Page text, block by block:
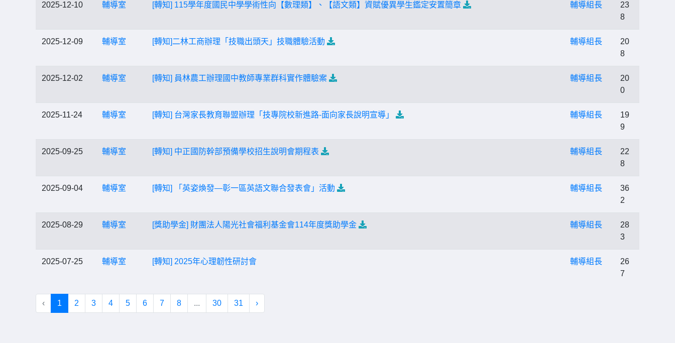
2025-12-10 輔導室 [轉知] 115學年度國民中學學術性向【數理類】、【語文類】資賦優異學生鑑定安置簡章 輔導組長
23
8
2025-12-09 輔導室 [轉知]二林工商辦理「技職出頭天」技職體驗活動 輔導組長
20
8
2025-12-02 輔導室 [轉知] 員林農工辦理國中教師專業群科實作體驗案 輔導組長
20
0
2025-11-24 輔導室 [轉知] 台灣家長教育聯盟辦理「技專院校新進路-面向家長說明宣導」 輔導組長
19
9
2025-09-25 輔導室 [轉知] 中正國防幹部預備學校招生說明會期程表 輔導組長
22
8
2025-09-04 輔導室 [轉知] 「英姿煥發—彰一區英語文聯合發表會」活動 輔導組長
36
2
2025-08-29 輔導室 [獎助學金] 財團法人陽光社會福利基金會114年度獎助學金 輔導組長
28
3
2025-07-25 輔導室 [轉知] 2025年心理韌性研討會 輔導組長
26
7
‹ 1 2 3 4 5 6 7 8 ... 30 31 ›